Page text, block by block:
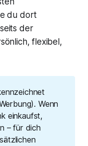
du dort
der
flexibel,
Wenn
einkaufst,
– für dich